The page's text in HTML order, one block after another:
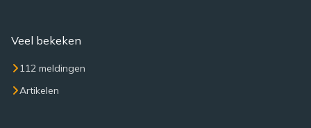
Veel bekeken
112 meldingen
Artikelen